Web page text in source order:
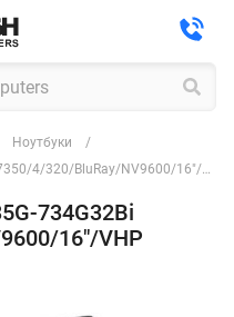
Ноутбуки
Ноутбук Acer Aspire 6935G-734G32Bi P7350/4/320/BluRay/NV9600/16"/VHP
734G32Bi
16"/VHP